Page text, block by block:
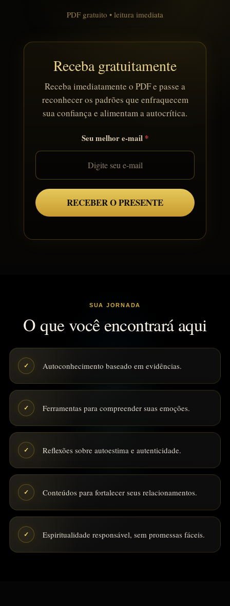
PDF gratuito • leitura imediata
Receba gratuitamente
Receba imediatamente o PDF e passe a
reconhecer os padrões que enfraquecem
sua confiança e alimentam a autocrítica.
Seu melhor e-mail
RECEBER O PRESENTE
SUA JORNADA
O que você encontrará aqui
✓ Autoconhecimento baseado em evidências.
✓ Ferramentas para compreender suas emoções.
✓ Reflexões sobre autoestima e autenticidade.
✓ Conteúdos para fortalecer seus relacionamentos.
✓ Espiritualidade responsável, sem promessas fáceis.